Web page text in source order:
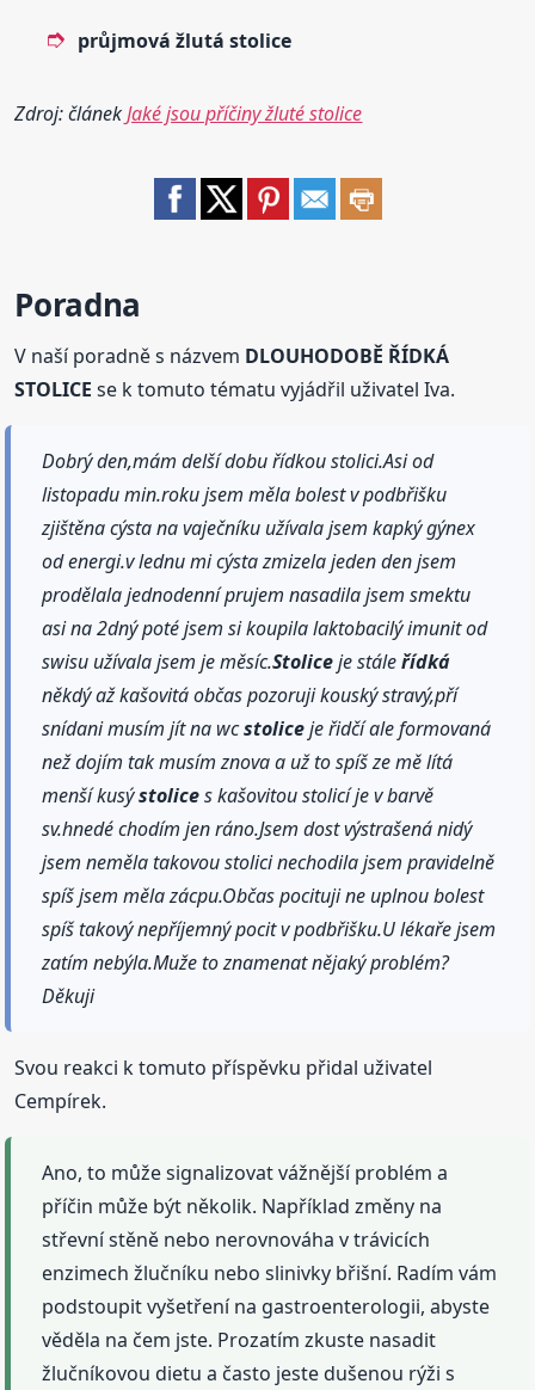
průjmovážlutá stolice
Zdroj: článekJaké jsou příčiny žluté stolice
Poradna
V naší poradně s názvem DLOUHODOBĚ ŘÍDKÁ
STOLICE se k tomuto tématu vyjádřil uživatel Iva.
Dobrý den,mám delší dobu řídkou stolici.Asi od
listopadu min.roku jsem měla bolest v podbřišku
zjištěna cýsta na vaječníku užívala jsem kapký gýnex
od energi.v lednu mi cýsta zmizela jeden den jsem
prodělala jednodenní prujem nasadila jsem smektu
asi na 2dný poté jsem si koupila laktobacilý imunit od
swisu užívala jsem je měsíc.Stoliceje stáleřídká
někdý až kašovitá občas pozoruji kouský stravý,pří
snídani musím jít na wcstoliceje řidčí ale formovaná
než dojím tak musím znova a už to spíš ze mě lítá
menší kusýstolices kašovitou stolicí je v barvě
sv.hnedé chodím jen ráno.Jsem dost výstrašená nidý
jsem neměla takovou stolici nechodila jsem pravidelně
spíš jsem měla zácpu.Občas pocituji ne uplnou bolest
spíš takový nepříjemný pocit v podbřišku.U lékaře jsem
zatím nebýla.Muže to znamenat nějaký problém?
Děkuji
Svou reakci k tomuto příspěvku přidal uživatel
Cempírek.
Ano, to může signalizovat vážnější problém a
příčin může být několik. Například změny na
střevní stěně nebo nerovnováha v trávicích
enzimech žlučníku nebo slinivky břišní. Radím vám
podstoupit vyšetření na gastroenterologii, abyste
věděla na čem jste. Prozatím zkuste nasadit
žlučníkovou dietu a často jeste dušenou rýži s